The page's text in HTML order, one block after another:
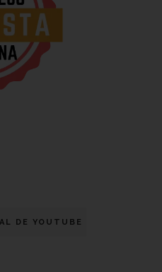
DE YOUTUBE